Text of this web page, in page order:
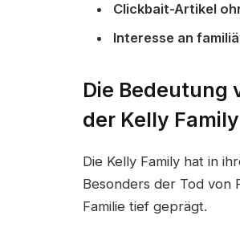
Clickbait-Artikel
Interesse an
Die Bedeutung
der Kelly Family
Die Kelly Family hat in
Besonders der Tod von
Familie tief geprägt.